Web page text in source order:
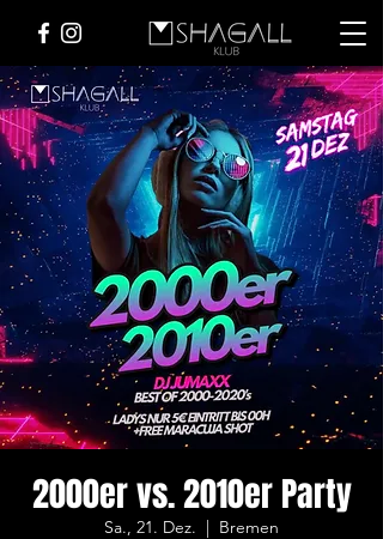
2000er vs. 2010er Party
Sa., 21. Dez.
  |
Bremen